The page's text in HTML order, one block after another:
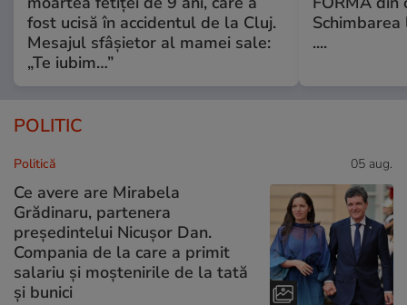
fost ucisă în accidentul de la Cluj.
Mesajul sfâșietor al mamei sale:
„Te iubim…”
Schimbarea
....
POLITIC
Politică 05 aug.
Ce avere are Mirabela
Grădinaru, partenera
președintelui Nicușor Dan.
Compania de la care a primit
salariu și moștenirile de la tată
și bunici